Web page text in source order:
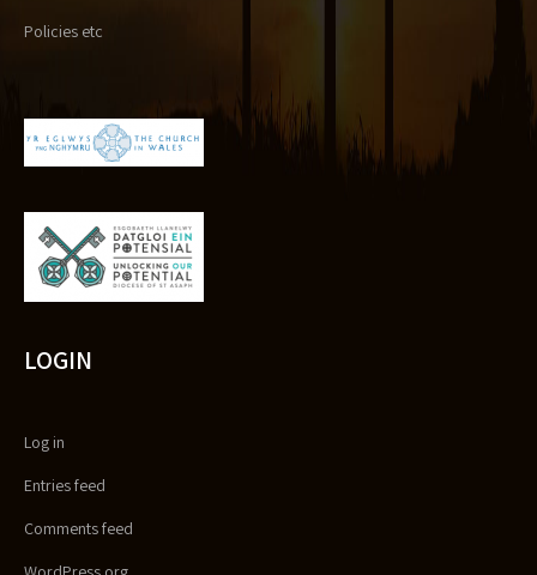
Policies etc
LOGIN
Log in
Entries feed
Comments feed